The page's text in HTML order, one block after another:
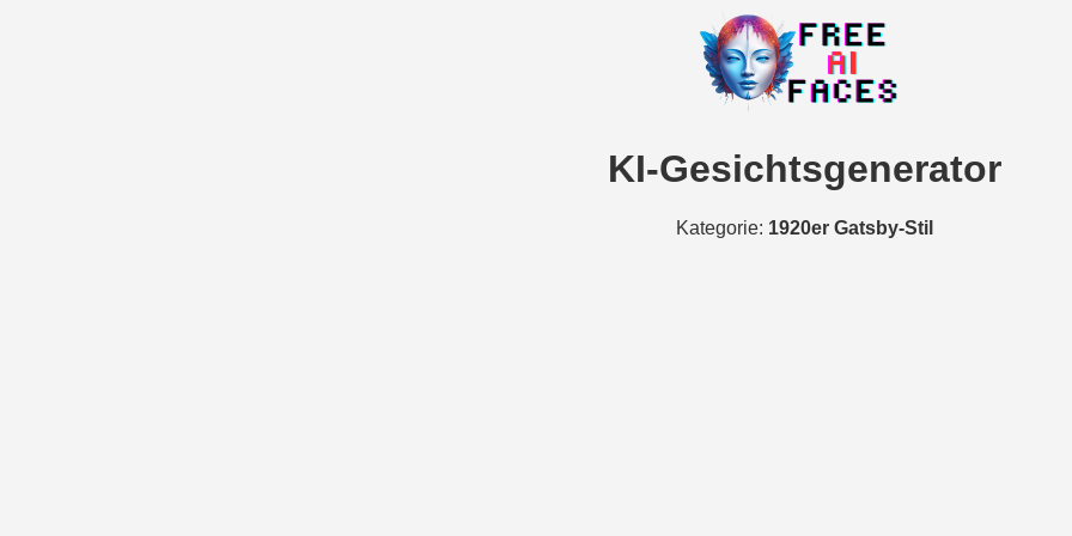
KI-Gesichtsgenerator
Kategorie: 1920er Gatsby-Stil